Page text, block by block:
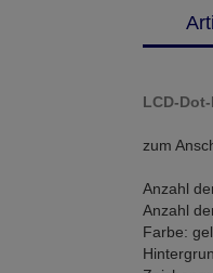
LCD-
zum
Anzahl
Anzahl
Farbe: